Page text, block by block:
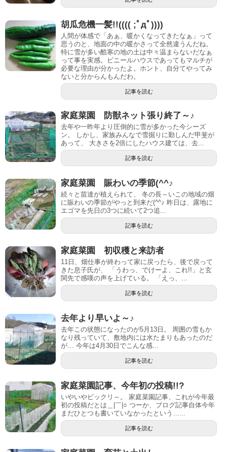
胡瓜危機一髪!!(((( ;ﾟдﾟ))))
人間が体感で「あぁ、暖かくなってきたなぁ」って
思うのと、地面の中の暖かさって全然違うんだね。
特に雪が多い酷寒の地の土は中々温まらないだなぁ
って事を実感。ビニールハウスであってもマルチが
必要な理由が分かったよ。ホント、自分てやってみ
ないと分からんもんだわ。
記事を読む
家庭菜園 防獣ネット張り終了～♪
去年や一昨年より圧倒的に雪が多かった今シーズ
ン。 しかし、家族みんなで雪掘りに勤しんだ甲斐が
あって、 大きさを2倍にしたハウス建ては、去...
記事を読む
家庭菜園 賑わいの季節(^^♪
続々と苗達が植えられて、 冬の長～いこの地域の畑
に賑わいの季節がやっと到来だ(^^♪ 昨日は、露地に
エゴマを先日の3つに続いて2つ追...
記事を読む
家庭菜園 初収穫と来訪者
11日、畑仕事が終わって家に戻ったら、後で戻って
きた息子氏が、 「うわっ、でけーよ、これ!!」と玄
関先で感嘆の声を上げている。 「えっ、...
記事を読む
去年より早いよ～♪
去年この状態になったのが5月13日。 周囲の雪もか
なり残っていて、敷地内には水たまりもあったのだ
が… 今年は4月30日でこんな感...
記事を読む
家庭菜園記事、今年初の投稿!!?
いやいやビックリ～。 家庭菜園記事、これが今年最
初の投稿だとは＿|￣|○ つーか、ブログ記事自体今年
まだひとつも書いていなかったという…...
記事を読む